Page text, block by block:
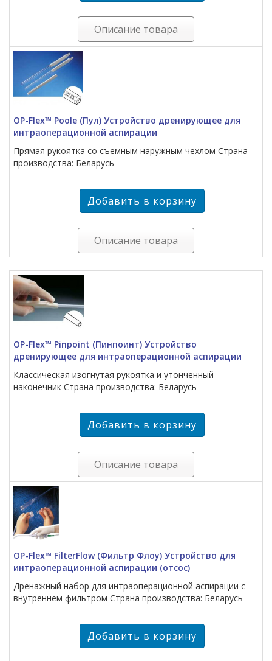
Описание товара
OP-Flex™ Poole (Пул) Устройство дренирующее для
интраоперационной аспирации
Прямая рукоятка со съемным наружным чехлом Страна
производства: Беларусь
Описание товара
OP-Flex™ Pinpoint (Пинпоинт) Устройство
дренирующее для интраоперационной аспирации
Классическая изогнутая рукоятка и утонченный
наконечник Страна производства: Беларусь
Описание товара
OP-Flex™ FilterFlow (Фильтр Флоу) Устройство для
интраоперационной аспирации (отсос)
Дренажный набор для интраоперационной аспирации с
внутреннем фильтром Страна производства: Беларусь